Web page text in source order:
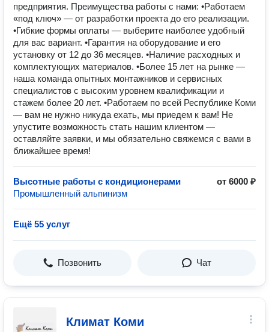
предприятия. Преимущества работы с нами: •Работаем
«под ключ» — от разработки проекта до его реализации.
•Гибкие формы оплаты — выберите наиболее удобный
для вас вариант. •Гарантия на оборудование и его
установку от 12 до 36 месяцев. •Наличие расходных и
комплектующих материалов. •Более 15 лет на рынке —
наша команда опытных монтажников и сервисных
специалистов с высоким уровнем квалификации и
стажем более 20 лет. •Работаем по всей Республике Коми
— вам не нужно никуда ехать, мы приедем к вам! Не
упустите возможность стать нашим клиентом —
оставляйте заявки, и мы обязательно свяжемся с вами в
ближайшее время!
Высотные работы с кондиционерами
от 6000 ₽
Промышленный альпинизм
Ещё 55 услуг
Позвонить Чат
Климат Коми